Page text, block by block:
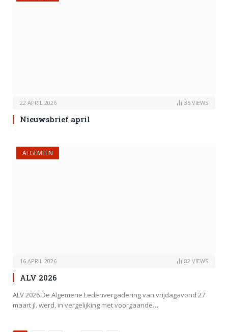
22 APRIL 2026 35 VIEWS
Nieuwsbrief april
ALGEMEEN
16 APRIL 2026 82 VIEWS
ALV 2026
ALV 2026 De Algemene Ledenvergadering van vrijdagavond 27
maart jl. werd, in vergelijking met voorgaande…